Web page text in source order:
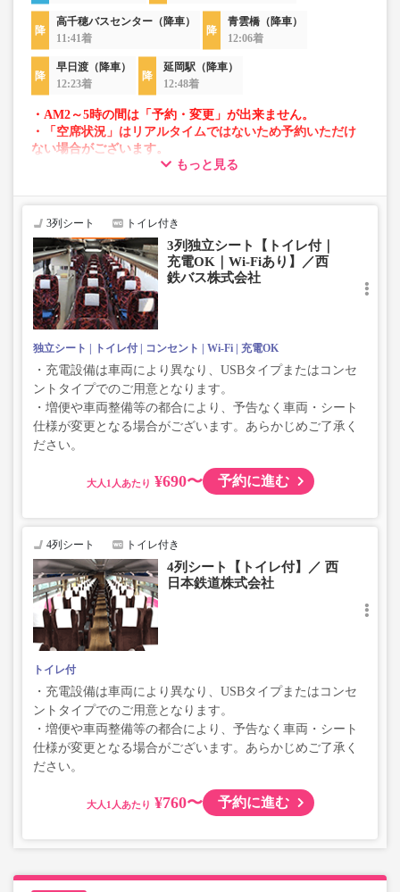
高千穂バスセンター（降車）
11:41着
青雲橋（降車）
12:06着
早日渡（降車）
12:23着
延岡駅（降車）
12:48着
・AM2～5時の間は「予約・変更」が出来ません。
・「空席状況」はリアルタイムではないため予約いただけ
ない場合がございます。
・車両は予告なく変更となる場合がございます。これに伴
で、あらかじめご了承ください。
もっと見る
3列シート トイレ付き
3列独立シート【トイレ付｜
充電OK｜Wi-Fiあり】／西
鉄バス株式会社
独立シート トイレ付 コンセント Wi-Fi 充電OK
・充電設備は車両により異なり、USBタイプまたはコンセ
ントタイプでのご用意となります。
・増便や車両整備等の都合により、予告なく車両・シート
仕様が変更となる場合がございます。あらかじめご了承く
ださい。
大人 ¥690〜 予約に進む
4列シート トイレ付き
4列シート【トイレ付】／ 西
日本鉄道株式会社
トイレ付
・充電設備は車両により異なり、USBタイプまたはコンセ
ントタイプでのご用意となります。
・増便や車両整備等の都合により、予告なく車両・シート
仕様が変更となる場合がございます。あらかじめご了承く
ださい。
大人 ¥760〜 予約に進む